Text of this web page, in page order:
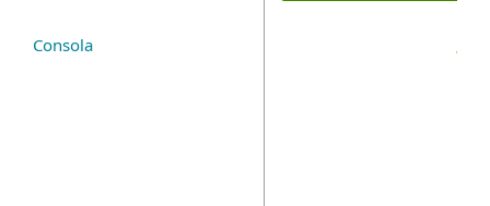
Consola